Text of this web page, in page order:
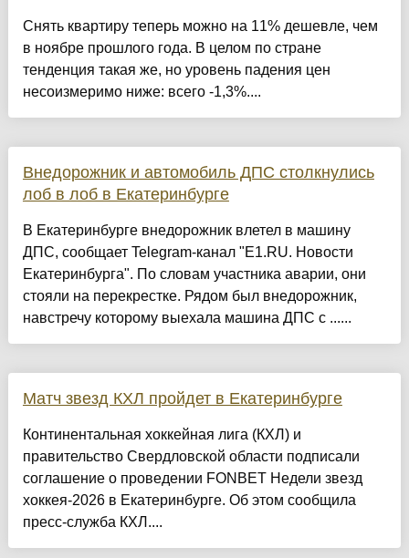
Снять квартиру теперь можно на 11% дешевле, чем
в ноябре прошлого года. В целом по стране
тенденция такая же, но уровень падения цен
несоизмеримо ниже: всего -1,3%....
Внедорожник и автомобиль ДПС столкнулись
лоб в лоб в Екатеринбурге
В Екатеринбурге внедорожник влетел в машину
ДПС, сообщает Telegram-канал "E1.RU. Новости
Екатеринбурга". По словам участника аварии, они
стояли на перекрестке. Рядом был внедорожник,
навстречу которому выехала машина ДПС с ......
Матч звезд КХЛ пройдет в Екатеринбурге
Континентальная хоккейная лига (КХЛ) и
правительство Свердловской области подписали
соглашение о проведении FONBET Недели звезд
хоккея-2026 в Екатеринбурге. Об этом сообщила
пресс-служба КХЛ....